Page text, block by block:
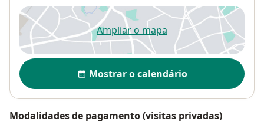
Ampliar o mapaabre num novo separador
Disponibilidade
Mostrar o calendário
Modalidades de pagamento (visitas privadas)